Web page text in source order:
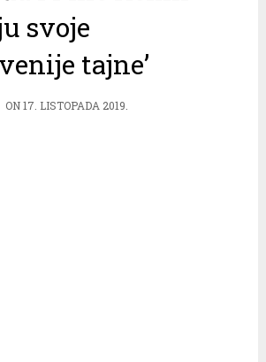
svoje
tajne’
ON17. LISTOPADA 2019.